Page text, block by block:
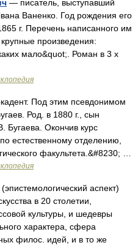
— писатель, выступавший
Ваненко. Год рождения его
г. Перечень написанного им
произведения:
мало&quot;. Роман в 3 х
Под этим псевдонимом
Род. в 1880 г., сын
Бугаева. Окончив курс
естественному отделению,
факультета.&#8230; …
аспект)
в 20 столетии,
культуры, и шедевры
характера, сфера
филос. идей, и в то же